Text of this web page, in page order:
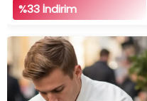
%33 İndirim